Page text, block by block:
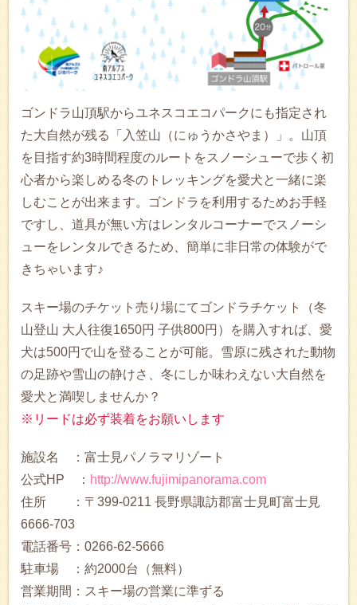
ゴンドラ山頂駅からユネスコエコパークにも指定され
た大自然が残る「入笠山（にゅうかさやま）」。山頂
を目指す約3時間程度のルートをスノーシューで歩く初
心者から楽しめる冬のトレッキングを愛犬と一緒に楽
しむことが出来ます。ゴンドラを利用するためお手軽
ですし、道具が無い方はレンタルコーナーでスノーシ
ューをレンタルできるため、簡単に非日常の体験がで
きちゃいます♪
スキー場のチケット売り場にてゴンドラチケット（冬
山登山 大人往復1650円 子供800円）を購入すれば、愛
犬は500円で山を登ることが可能。雪原に残された動物
の足跡や雪山の静けさ、冬にしか味わえない大自然を
愛犬と満喫しませんか？
※リードは必ず装着をお願いします
施設名 ：富士見パノラマリゾート
公式HP ： http://www.fujimipanorama.com
住所 ：〒399-0211 長野県諏訪郡富士見町富士見
6666-703
電話番号：0266-62-5666
駐車場 ：約2000台（無料）
営業期間：スキー場の営業に準ずる